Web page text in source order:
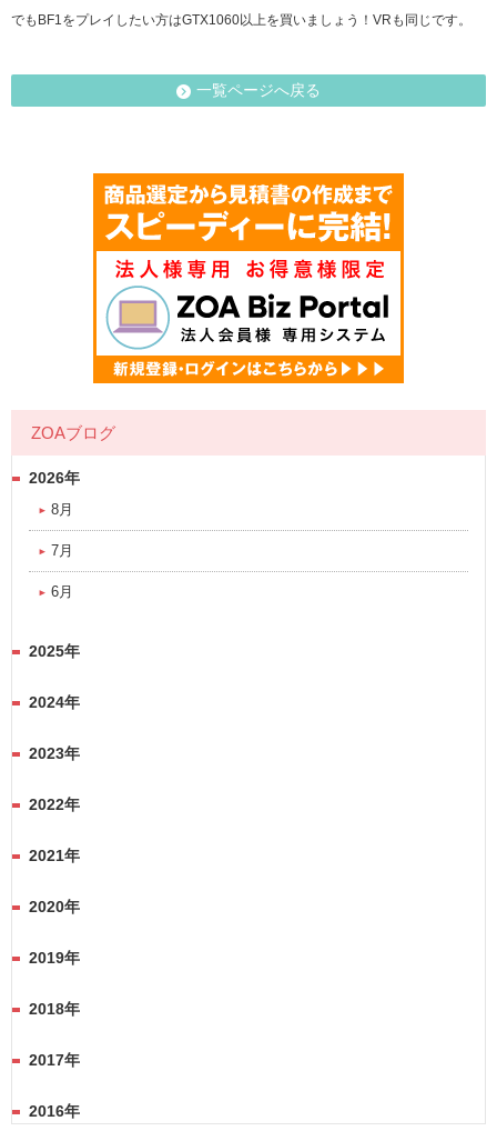
でもBF1をプレイしたい方はGTX1060以上を買いましょう！VRも同じです。
一覧ページへ戻る
ZOAブログ
2026年
8月
7月
6月
2025年
2024年
2023年
2022年
2021年
2020年
2019年
2018年
2017年
2016年